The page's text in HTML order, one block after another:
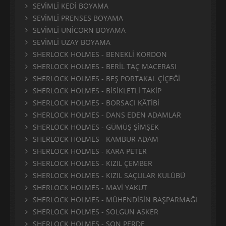
SEVİMLİ KEDİ BOYAMA
SEVİMLİ PRENSES BOYAMA
SEVİMLİ UNİCORN BOYAMA
SEVİMLİ UZAY BOYAMA
SHERLOCK HOLMES - BENEKLİ KORDON
SHERLOCK HOLMES - BERİL TAÇ MACERASI
SHERLOCK HOLMES - BEŞ PORTAKAL ÇİÇEĞİ
SHERLOCK HOLMES - BİSİKLETLİ TAKİP
SHERLOCK HOLMES - BORSACI KÂTİBİ
SHERLOCK HOLMES - DANS EDEN ADAMLAR
SHERLOCK HOLMES - GÜMÜŞ ŞİMŞEK
SHERLOCK HOLMES - KAMBUR ADAM
SHERLOCK HOLMES - KARA PETER
SHERLOCK HOLMES - KIZIL ÇEMBER
SHERLOCK HOLMES - KIZIL SAÇLILAR KULÜBÜ
SHERLOCK HOLMES - MAVİ YAKUT
SHERLOCK HOLMES - MÜHENDİSİN BAŞPARMAĞI
SHERLOCK HOLMES - SOLGUN ASKER
SHERLOCK HOLMES - SON PERDE